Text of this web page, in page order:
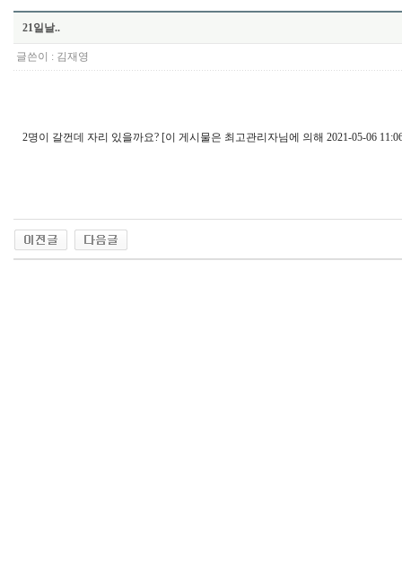
21일날..
글쓴이 : 김재영
2명이 갈껀데 자리 있을까요? [이 게시물은 최고관리자님에 의해 2021-05-06